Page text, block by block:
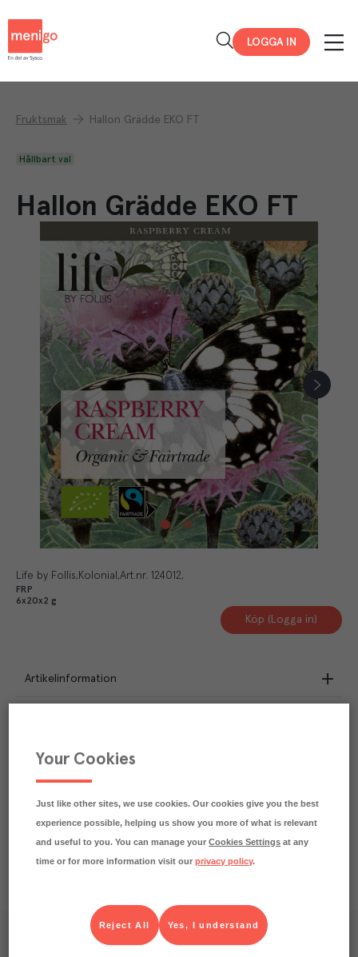
LOGGA IN
Fruktsmak Hallon Grädde EKO FT
Hållbart val
Hallon Grädde EKO FT
Life by Follis Kolonial Art.nr. 124012
FRP
6x20x2 g
Köp (Logga in)
Artikelinformation
Näringsdeklaration
Your Cookies
Just like other sites, we use cookies. Our cookies give you the best
experience possible, helping us show you more of what is relevant
and useful to you. You can manage yourCookies Settings at any
time or for more information visit ourprivacy policy.
Yes, I understand
Reject All